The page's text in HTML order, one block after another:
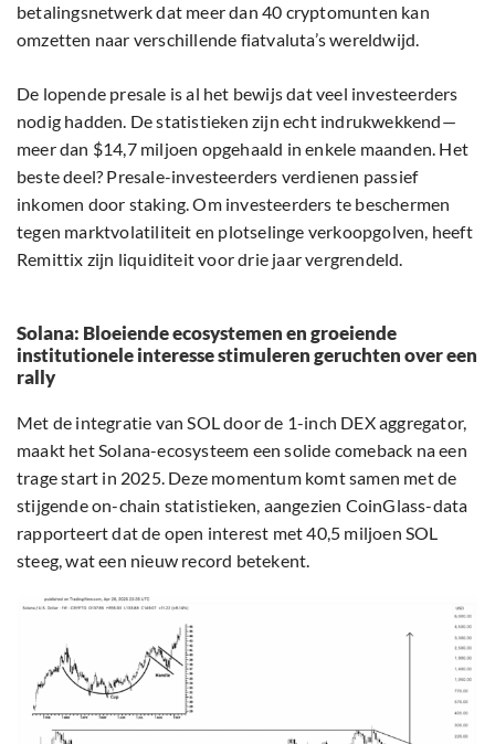
betalingsnetwerk dat meer dan 40 cryptomunten kan
omzetten naar verschillende fiatvaluta’s wereldwijd.
De lopende presale is al het bewijs dat veel investeerders
nodig hadden. De statistieken zijn echt indrukwekkend—
meer dan $14,7 miljoen opgehaald in enkele maanden. Het
beste deel? Presale-investeerders verdienen passief
inkomen door staking. Om investeerders te beschermen
tegen marktvolatiliteit en plotselinge verkoopgolven, heeft
Remittix zijn liquiditeit voor drie jaar vergrendeld.
Solana: Bloeiende ecosystemen en groeiende
institutionele interesse stimuleren geruchten over een
rally
Met de integratie van SOL door de 1-inch DEX aggregator,
maakt het Solana-ecosysteem een solide comeback na een
trage start in 2025. Deze momentum komt samen met de
stijgende on-chain statistieken, aangezien CoinGlass-data
rapporteert dat de open interest met 40,5 miljoen SOL
steeg, wat een nieuw record betekent.